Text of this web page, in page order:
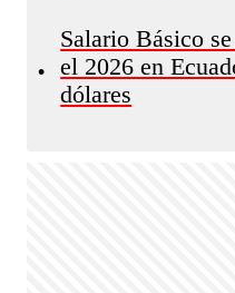
•
Salario Básico
el 2026 en
dólares